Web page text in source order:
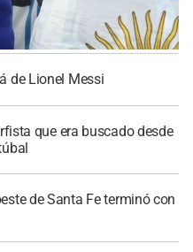
de Lionel Messi
que era buscado desde
de Santa Fe terminó con